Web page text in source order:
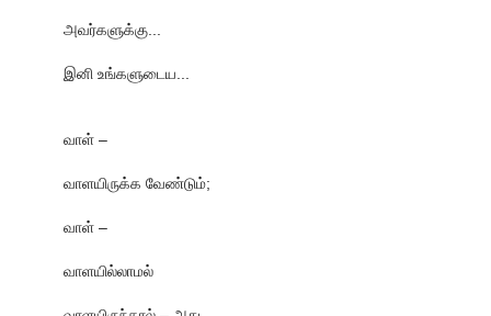
அவர்களுக்கு...
இனி உங்களுடைய...
வாள் –
வாளயிருக்க வேண்டும்;
வாள் –
வாளயில்லாமல்